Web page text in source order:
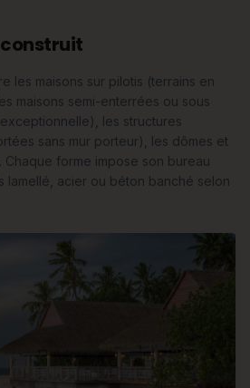
les maisons sur pilotis (terrains en
maisons semi-enterrées ou sous
les structures
sans mur porteur), les dômes et
Chaque forme impose son bureau
lamellé, acier ou béton banché selon